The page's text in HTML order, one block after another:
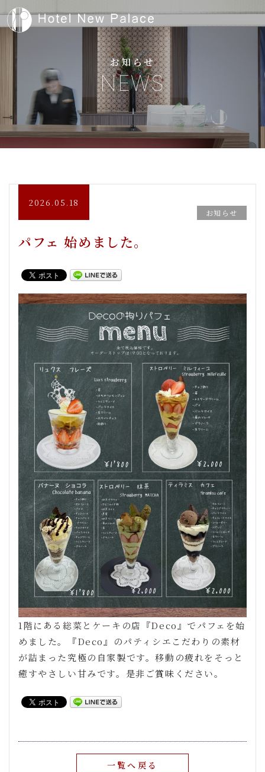
お知らせ
NEWS
2026.05.18
お知らせ
パフェ 始めました。
1階にある総菜とケーキの店『Deco』でパフェを始
めました。『Deco』のパティシエこだわりの素材
が詰まった究極の自家製です。移動の疲れをそっと
癒すやさしい甘みです。是非ご賞味ください。
一覧へ戻る